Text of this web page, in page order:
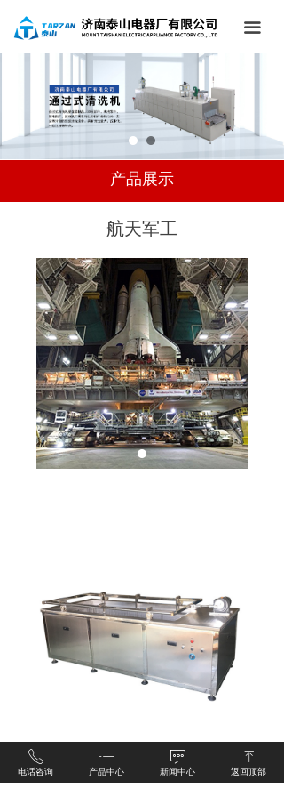
끀
网站首页
关于我们
产品中心
应用领域
联系我们
产品展示
航天军工
ꂅ
电话咨询
ꂇ
产品中心
ꁳ
新闻中心
ꁸ
返回顶部